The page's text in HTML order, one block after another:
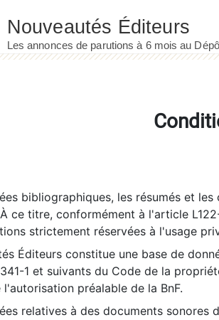
bibliographiques, les résumés et
ce titre, conformément à l'article
strictement réservées à l'usage
Éditeurs constitue une base de
1 et suivants du Code de la
l'autorisation préalable de la BnF.
relatives à des documents sonores